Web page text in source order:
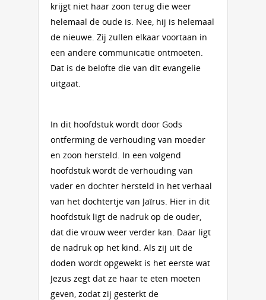
krijgt niet haar zoon terug die weer
helemaal de oude is. Nee, hij is helemaal
de nieuwe. Zij zullen elkaar voortaan in
een andere communicatie ontmoeten.
Dat is de belofte die van dit evangelie
uitgaat.
In dit hoofdstuk wordt door Gods
ontferming de verhouding van moeder
en zoon hersteld. In een volgend
hoofdstuk wordt de verhouding van
vader en dochter hersteld in het verhaal
van het dochtertje van Jaïrus. Hier in dit
hoofdstuk ligt de nadruk op de ouder,
dat die vrouw weer verder kan. Daar ligt
de nadruk op het kind. Als zij uit de
doden wordt opgewekt is het eerste wat
Jezus zegt dat ze haar te eten moeten
geven, zodat zij gesterkt de